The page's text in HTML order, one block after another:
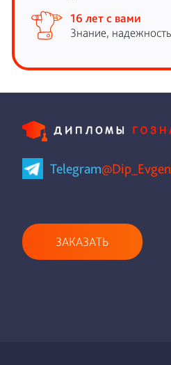
16 лет с вами
Знание,
Telegram
ЗАКАЗАТЬ